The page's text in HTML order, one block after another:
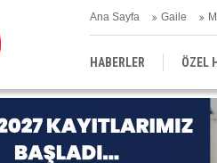
Ana Sayfa Gaile
HABERLER ÖZEL
EĞİTİM